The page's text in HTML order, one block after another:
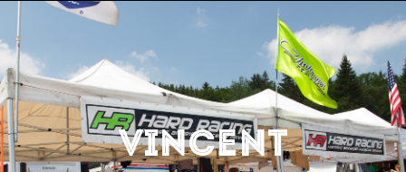
vincent